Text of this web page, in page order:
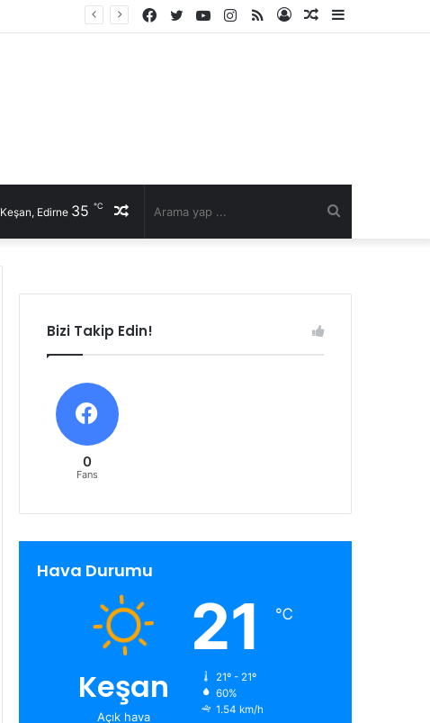
Rastgele
Kayıt
RSS
Instagram
YouTube
Twitter
Facebook
Rastgele
Keşan, Edirne 35 ℃
Bizi Takip Edin!
0
Fans
Hava Durumu
Keşan
Açık hava
21 ℃
21º - 21º
60%
1.54 km/h